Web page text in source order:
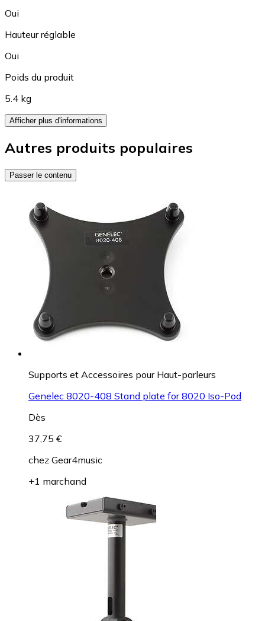
Oui
Hauteur réglable
Oui
Poids du produit
5.4 kg
Afficher plus d'informations
Autres produits populaires
Passer le contenu
Supports et Accessoires pour Haut-parleurs
Genelec 8020-408 Stand plate for 8020 Iso-Pod
Dès
37,75 €
chez Gear4music
+1 marchand